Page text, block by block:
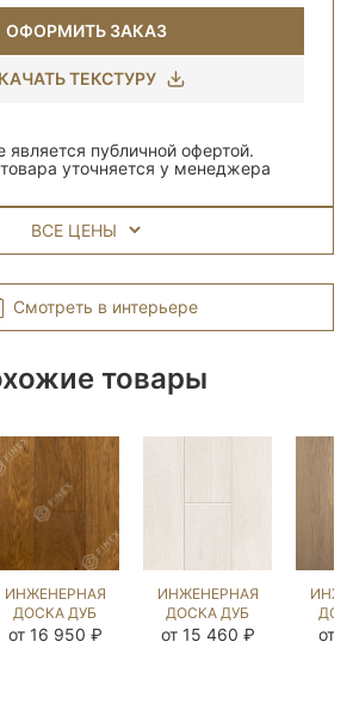
ОФОРМИТЬ ЗАКАЗ
ТЕКСТУРУ
публичной офертой.
уточняется у менеджера
ВСЕ ЦЕНЫ
Смотреть в интерьере
товары
ИНЖЕНЕРНАЯ
ДОСКА ДУБ
СМОК
от 16 950 ₽
ИНЖЕНЕРНАЯ
ДОСКА ДУБ
ИРБИС
от 15 460 ₽ от